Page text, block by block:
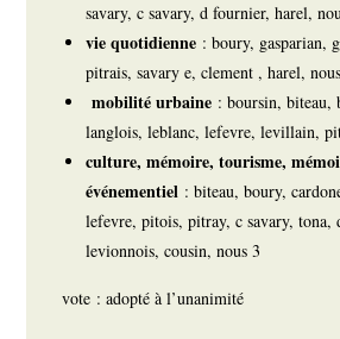
savary, c savary, d fournier, harel,
vie quotidienne : boury, gasparian,
pitrais, savary e, clement , harel,
mobilité urbaine : boursin, biteau,
langlois, leblanc, lefevre, levillain,
culture, mémoire, tourisme,
événementiel : biteau, boury,
lefevre, pitois, pitray, c savary, tona,
levionnois, cousin, nous 3
vote : adopté à l’unanimité